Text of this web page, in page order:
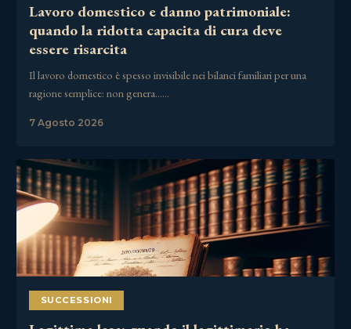
Lavoro domestico e danno patrimoniale:
quando la ridotta capacita di cura deve
essere risarcita
Il lavoro domestico è spesso invisibile nei bilanci familiari per una
ragione semplice: non genera……
7 Agosto 2026
SUCCESSIONI